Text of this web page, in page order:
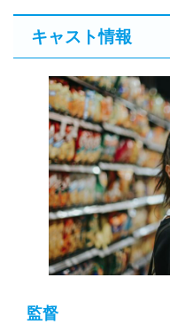
キャスト情報
監督